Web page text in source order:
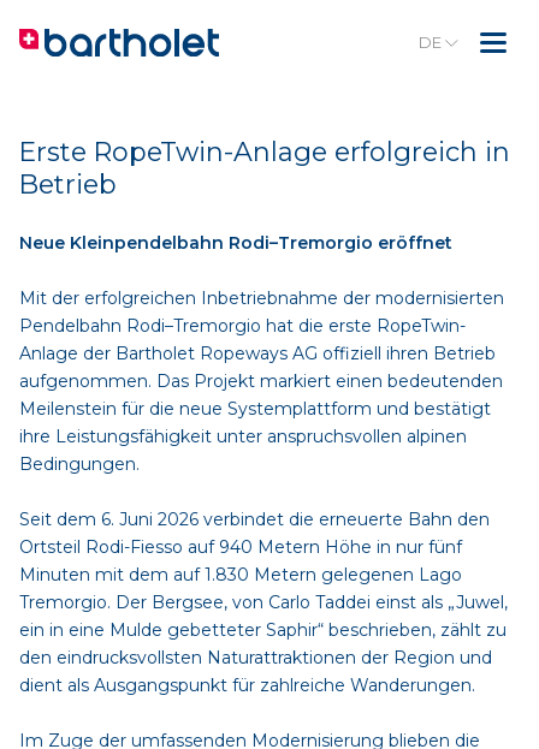
DE
Erste RopeTwin-Anlage erfolgreich in
Betrieb
Neue Kleinpendelbahn Rodi–Tremorgio eröffnet
Mit der erfolgreichen Inbetriebnahme der modernisierten
Pendelbahn Rodi–Tremorgio hat die erste RopeTwin-
Anlage der Bartholet Ropeways AG offiziell ihren Betrieb
aufgenommen. Das Projekt markiert einen bedeutenden
Meilenstein für die neue Systemplattform und bestätigt
ihre Leistungsfähigkeit unter anspruchsvollen alpinen
Bedingungen.
Seit dem 6. Juni 2026 verbindet die erneuerte Bahn den
Ortsteil Rodi-Fiesso auf 940 Metern Höhe in nur fünf
Minuten mit dem auf 1.830 Metern gelegenen Lago
Tremorgio. Der Bergsee, von Carlo Taddei einst als „Juwel,
ein in eine Mulde gebetteter Saphir“ beschrieben, zählt zu
den eindrucksvollsten Naturattraktionen der Region und
dient als Ausgangspunkt für zahlreiche Wanderungen.
Im Zuge der umfassenden Modernisierung blieben die